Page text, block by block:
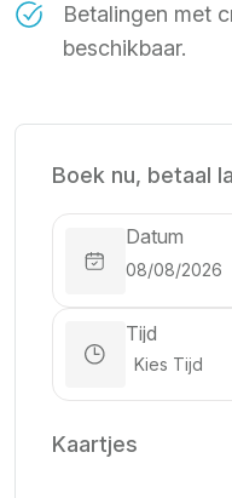
Betalingen met
beschikbaar.
Boek nu, betaal
Datum
Tijd
Kaartjes